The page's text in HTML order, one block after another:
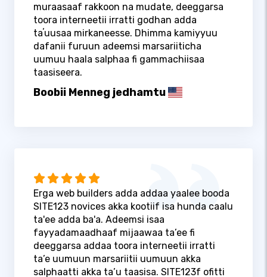
muraasaaf rakkoon na mudate, deeggarsa
toora interneetii irratti godhan adda
taʼuusaa mirkaneesse. Dhimma kamiyyuu
dafanii furuun adeemsi marsariiticha
uumuu haala salphaa fi gammachiisaa
taasiseera.
Boobii Menneg jedhamtu
Erga web builders adda addaa yaalee booda
SITE123 novices akka kootiif isa hunda caalu
ta'ee adda ba'a. Adeemsi isaa
fayyadamaadhaaf mijaawaa ta’ee fi
deeggarsa addaa toora interneetii irratti
ta’e uumuun marsariitii uumuun akka
salphaatti akka ta’u taasisa. SITE123f ofitti